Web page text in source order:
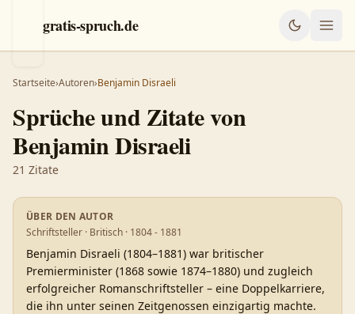
gratis-spruch.de
Startseite›Autoren›Benjamin Disraeli
Sprüche und Zitate von
Benjamin Disraeli
21 Zitate
ÜBER DEN AUTOR
Schriftsteller · Britisch · 1804 - 1881
Benjamin Disraeli (1804–1881) war britischer
Premierminister (1868 sowie 1874–1880) und zugleich
erfolgreicher Romanschriftsteller – eine Doppelkarriere,
die ihn unter seinen Zeitgenossen einzigartig machte.